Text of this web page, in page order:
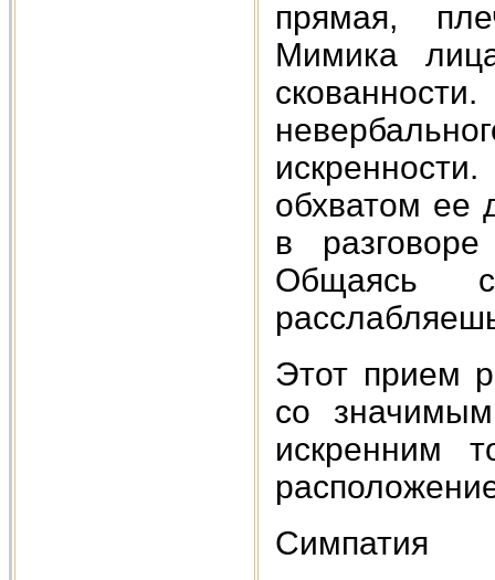
прямая,
Мимика
обхватом ее
в
Общаясь
Этот прием
со
искренним
Симпатия